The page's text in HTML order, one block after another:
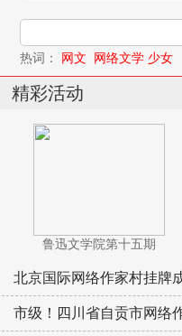
热词： 网文 网络文学 少女
精彩活动
鲁迅文学院第十五期
北京国际网络作家村挂牌
市级！四川省自贡市网络